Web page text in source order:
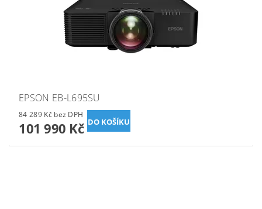
EPSON EB-L695SU
84 289 Kč bez DPH
101 990 Kč